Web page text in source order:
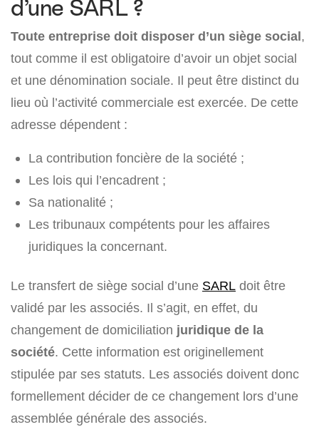
d’une SARL ?
Toute entreprise doit disposer d’un siège social,
tout comme il est obligatoire d’avoir un objet social
et une dénomination sociale. Il peut être distinct du
lieu où l’activité commerciale est exercée. De cette
adresse dépendent :
La contribution foncière de la société ;
Les lois qui l’encadrent ;
Sa nationalité ;
Les tribunaux compétents pour les affaires
juridiques la concernant.
Le transfert de siège social d’une SARL doit être
validé par les associés. Il s’agit, en effet, du
changement de domiciliation juridique de la
société. Cette information est originellement
stipulée par ses statuts. Les associés doivent donc
formellement décider de ce changement lors d’une
assemblée générale des associés.